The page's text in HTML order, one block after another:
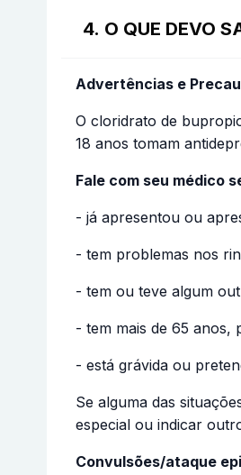
4. O QUE DEVO
Advertências e
O cloridrato de
18 anos tomam
Fale com seu médico
- já apresentou ou
- tem problemas nos
- tem ou teve algum
- tem mais de 65 anos,
- está grávida ou
Se alguma das
especial ou indicar
Convulsões/ataque